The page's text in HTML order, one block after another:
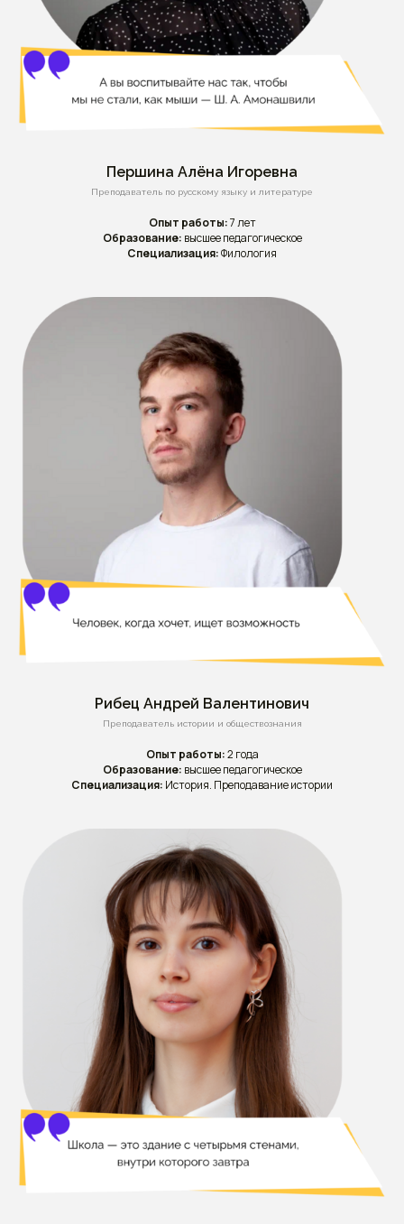
Першина Алёна Игоревна
Преподаватель по русскому языку и литературе
Опыт работы:7 лет
Образование: высшее педагогическое
Специализация:Филология
Рибец Андрей Валентинович
Преподаватель истории и обществознания
Опыт работы:2 года
Образование: высшее педагогическое
Специализация: История. Преподавание истории